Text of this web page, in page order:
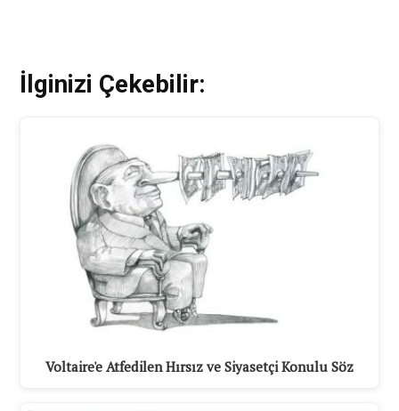
İlginizi Çekebilir:
Voltaire'e Atfedilen Hırsız ve Siyasetçi Konulu Söz